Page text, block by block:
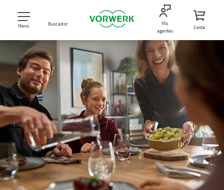
Menú Buscador
Mis
agentes
Cesta